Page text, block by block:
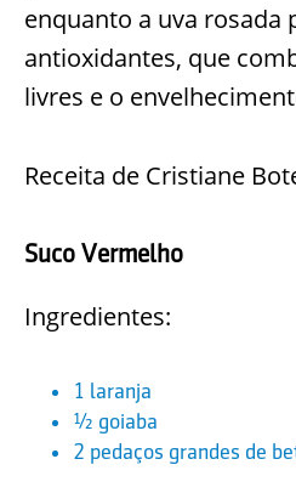
enquanto a uva rosada
antioxidantes, que
livres e o
Receita de Cristiane
Suco Vermelho
Ingredientes:
1 laranja
½ goiaba
2 pedaços grandes de